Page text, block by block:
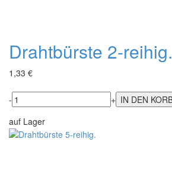
Drahtbürste 2-reihig.
1,33 €
-
+
auf Lager